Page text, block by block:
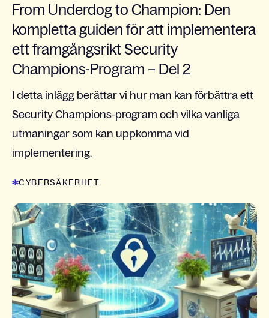
From Underdog to Champion: Den
kompletta guiden för att implementera
ett framgångsrikt Security
Champions-Program – Del 2
I detta inlägg berättar vi hur man kan förbättra ett
Security Champions-program och vilka vanliga
utmaningar som kan uppkomma vid
implementering.
CYBERSÄKERHET